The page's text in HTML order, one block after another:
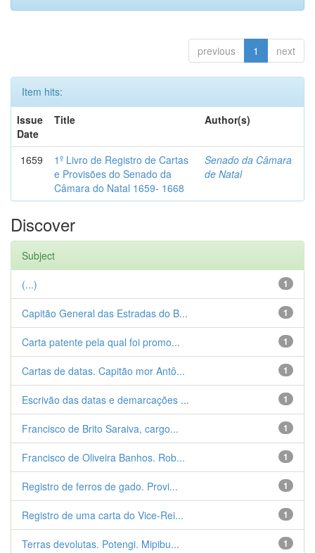
previous 1 next
Item hits:
Issue
Date
Title Author(s)
1659
1º Livro de Registro de Cartas
e Provisões do Senado da
Câmara do Natal 1659- 1668
Senado da Câmara
de Natal
Discover
Subject
1
(...)
1
Capitão General das Estradas do B...
1
Carta patente pela qual foi promo...
1
Cartas de datas. Capitão mor Antô...
1
Escrivão das datas e demarcações ...
1
Francisco de Brito Saraiva, cargo...
1
Francisco de Oliveira Banhos. Rob...
1
Registro de ferros de gado. Provi...
1
Registro de uma carta do Vice-Rei...
1
Terras devolutas. Potengi. Mipibu...